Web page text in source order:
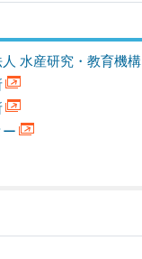
水産研究・教育機構